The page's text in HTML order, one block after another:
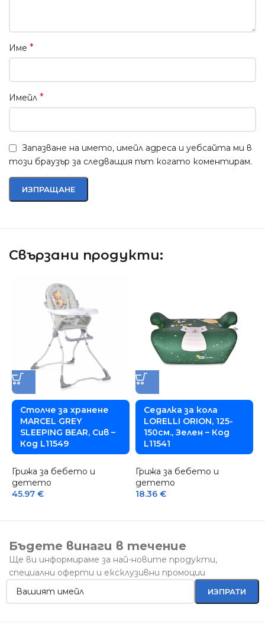
Име *
Имейл *
Запазване на името, имейл адреса и уебсайта ми в
този браузър за следващия път когато коментирам.
Свързани продукти:
Столче за хранене
MARCEL GREY
SLEEPING BEAR, Сив –
Код L11549
Грижа за бебето и
детето
45.97 €
Седалка за кола
LORELLI ORION, 125-
150см., Зелен – Код
L11541
Грижа за бебето и
детето
18.36 €
Бъдете винаги в течение
Ще ви информираме за най-новите продукти,
специални оферти и ексклузивни промоции